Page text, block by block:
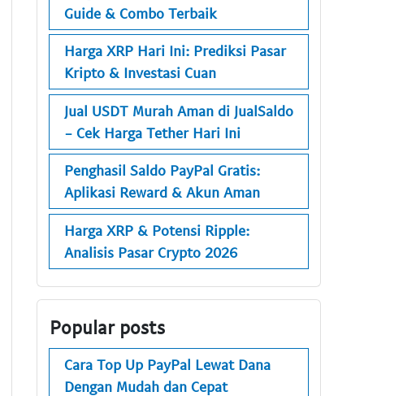
Guide & Combo Terbaik
Harga XRP Hari Ini: Prediksi Pasar
Kripto & Investasi Cuan
Jual USDT Murah Aman di JualSaldo
- Cek Harga Tether Hari Ini
Penghasil Saldo PayPal Gratis:
Aplikasi Reward & Akun Aman
Harga XRP & Potensi Ripple:
Analisis Pasar Crypto 2026
Popular posts
Cara Top Up PayPal Lewat Dana
Dengan Mudah dan Cepat